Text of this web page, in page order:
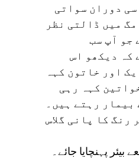
دوران سواتی
میں ڈالتی نظر
جو آپ سب
کہ دیکھو اس
اور خاتون کہہ
کہہ رہی
بیمار رہتے ہیں۔
کا پانی گلاس
پہنچایا جائے۔